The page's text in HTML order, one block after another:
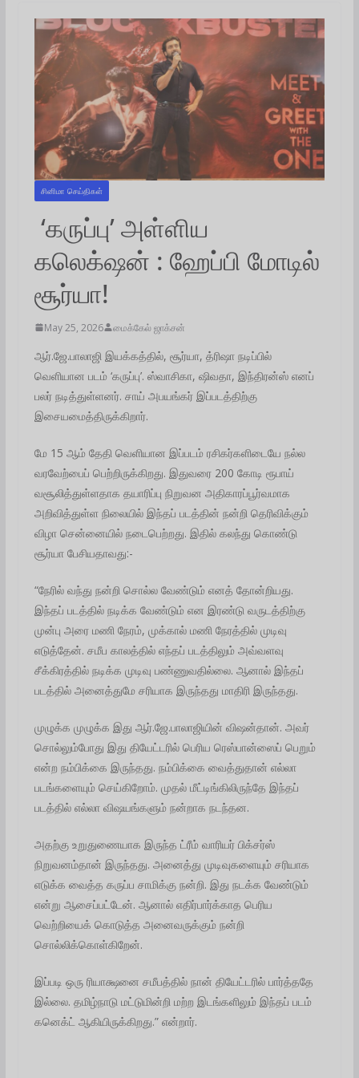
சினிமா செய்திகள்
‘கருப்பு’ அள்ளிய
கலெக்‌ஷன் : ஹேப்பி மோடில்
சூர்யா!
May 25, 2026 மைக்கேல் ஜாக்சன்
ஆர்.ஜே.பாலாஜி இயக்கத்தில், சூர்யா, த்ரிஷா நடிப்பில்
வெளியான படம் ‘கருப்பு’. ஸ்வாசிகா, ஷிவதா, இந்திரன்ஸ் எனப்
பலர் நடித்துள்ளனர். சாய் அபயங்கர் இப்படத்திற்கு
இசையமைத்திருக்கிறார்.
மே 15 ஆம் தேதி வெளியான இப்படம் ரசிகர்களிடையே நல்ல
வரவேற்பைப் பெற்றிருக்கிறது. இதுவரை 200 கோடி ரூபாய்
வசூலித்துள்ளதாக தயாரிப்பு நிறுவன அதிகாரப்பூர்வமாக
அறிவித்துள்ள நிலையில் இந்தப் படத்தின் நன்றி தெரிவிக்கும்
விழா சென்னையில் நடைபெற்றது. இதில் கலந்து கொண்டு
சூர்யா பேசியதாவது:-
“நேரில் வந்து நன்றி சொல்ல வேண்டும் எனத் தோன்றியது.
இந்தப் படத்தில் நடிக்க வேண்டும் என இரண்டு வருடத்திற்கு
முன்பு அரை மணி நேரம், முக்கால் மணி நேரத்தில் முடிவு
எடுத்தேன். சமீப காலத்தில் எந்தப் படத்திலும் அவ்வளவு
சீக்கிரத்தில் நடிக்க முடிவு பண்ணுவதில்லை. ஆனால் இந்தப்
படத்தில் அனைத்துமே சரியாக இருந்தது மாதிரி இருந்தது.
முழுக்க முழுக்க இது ஆர்.ஜே.பாலாஜியின் விஷன்தான். அவர்
சொல்லும்போது இது தியேட்டரில் பெரிய ரெஸ்பான்ஸைப் பெறும்
என்ற நம்பிக்கை இருந்தது. நம்பிக்கை வைத்துதான் எல்லா
படங்களையும் செய்கிறோம். முதல் மீட்டிங்கிலிருந்தே இந்தப்
படத்தில் எல்லா விஷயங்களும் நன்றாக நடந்தன.
அதற்கு உறுதுணையாக இருந்த ட்ரீம் வாரியர் பிக்சர்ஸ்
நிறுவனம்தான் இருந்தது. அனைத்து முடிவுகளையும் சரியாக
எடுக்க வைத்த கருப்ப சாமிக்கு நன்றி. இது நடக்க வேண்டும்
என்று ஆசைப்பட்டேன். ஆனால் எதிர்பார்க்காத பெரிய
வெற்றியைக் கொடுத்த அனைவருக்கும் நன்றி
சொல்லிக்கொள்கிறேன்.
இப்படி ஒரு ரியாக்ஷனை சமீபத்தில் நான் தியேட்டரில் பார்த்ததே
இல்லை. தமிழ்நாடு மட்டுமின்றி மற்ற இடங்களிலும் இந்தப் படம்
கனெக்ட் ஆகியிருக்கிறது.” என்றார்.